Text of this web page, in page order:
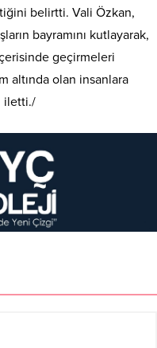
belirtti. Vali Özkan,
bayramını kutlayarak,
geçirmeleri
altında olan insanlara
iletti./